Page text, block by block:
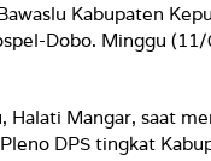
Kabupaten
Dobo. Minggu
Halati Mangar, saat
DPS tingkat